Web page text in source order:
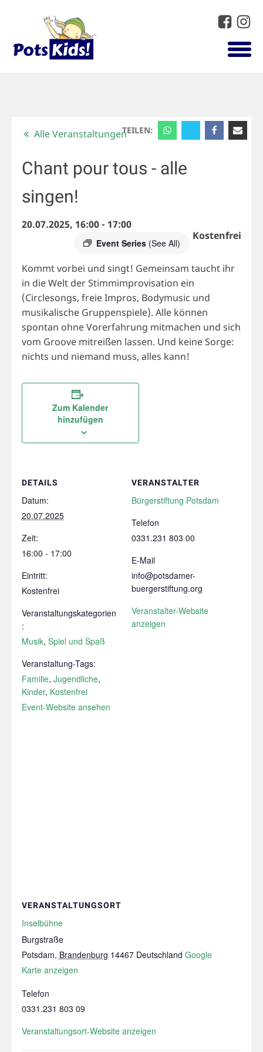
TEILEN:
Alle Veranstaltungen
Chant pour tous - alle
singen!
20.07.2025, 16:00- 17:00
Event Series (See All)
Kostenfrei
Kommt vorbei und singt! Gemeinsam taucht ihr
in die Welt der Stimmimprovisation ein
(Circlesongs, freie Impros, Bodymusic und
musikalische Gruppenspiele). Alle können
spontan ohne Vorerfahrung mitmachen und sich
vom Groove mitreißen lassen. Und keine Sorge:
nichts und niemand muss, alles kann!
Zum Kalender
hinzufügen
DETAILS
Datum:
20.07.2025
Zeit:
16:00 - 17:00
Eintritt:
Kostenfrei
Veranstaltungskategorien
:
Musik, Spiel und Spaß
Veranstaltung-Tags:
Familie, Jugendliche,
Kinder, Kostenfrei
Event-Website ansehen
VERANSTALTER
Bürgerstiftung Potsdam
Telefon
0331.231 803 00
E-Mail
info@potsdamer-
buergerstiftung.org
Veranstalter-Website
anzeigen
VERANSTALTUNGSORT
Inselbühne
Burgstraße
Potsdam, Brandenburg 14467 Deutschland Google
Karte anzeigen
Telefon
0331.231 803 09
Veranstaltungsort-Website anzeigen